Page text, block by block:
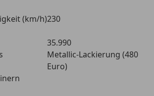
(km/h)230
35.990
Metallic-Lackierung (480
Euro)